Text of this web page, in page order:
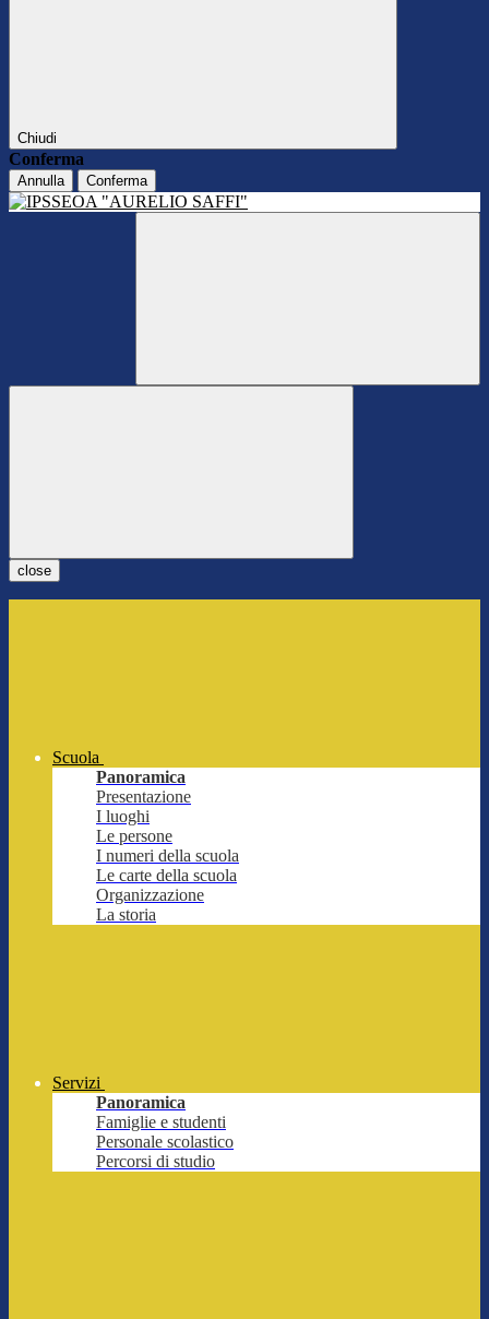
Chiudi
Conferma
Annulla Conferma
close
Scuola
Panoramica
Presentazione
I luoghi
Le persone
I numeri della scuola
Le carte della scuola
Organizzazione
La storia
Servizi
Panoramica
Famiglie e studenti
Personale scolastico
Percorsi di studio